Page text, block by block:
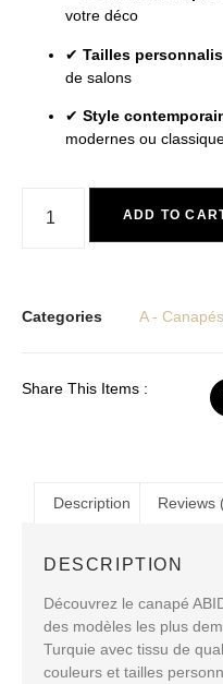
votre déco
✔ Tailles
de salons
✔ Style
modernes ou
ADD TO
Categories A - Canapés
Share This Items :
Description Reviews
DESCRIPTION
Découvrez le canapé
des modèles les plus
Turquie avec tissu de
couleurs et tailles